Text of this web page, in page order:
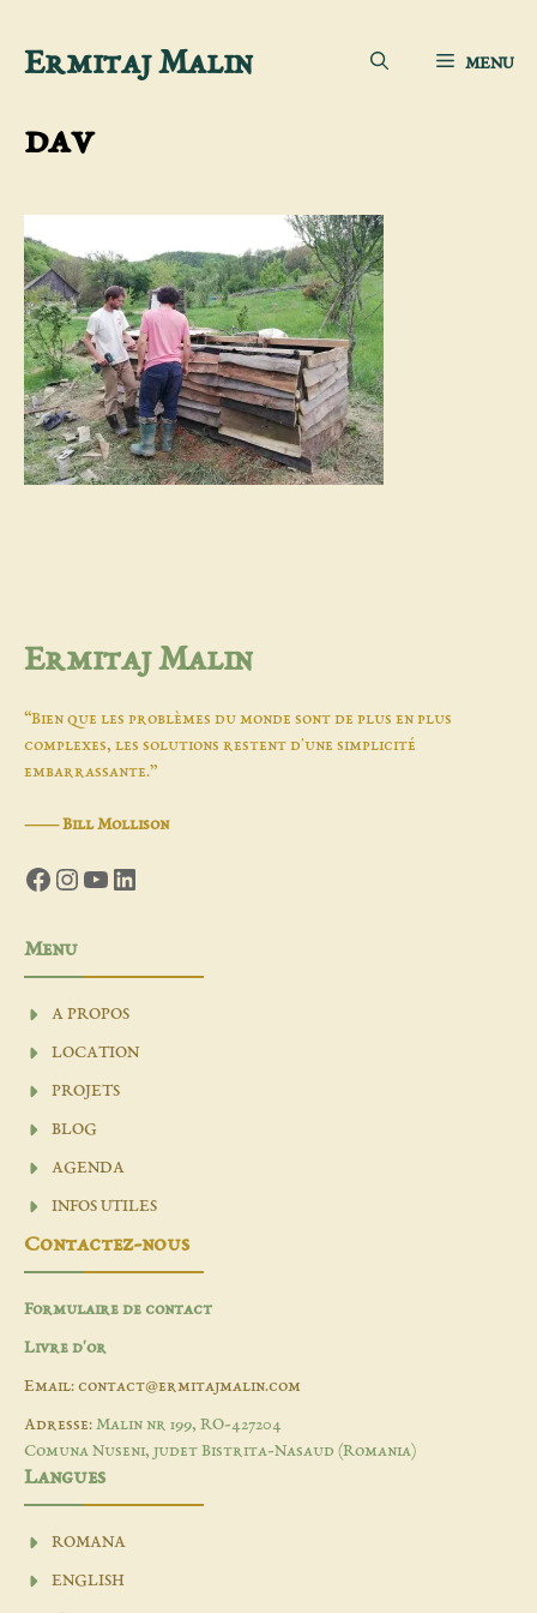
AllerErmitaj Malin MENU
dav
Ermitaj Malin
“Bien que les problèmes du monde sont de plus en plus
complexes, les solutions restent d'une simplicité
embarrassante.”
―Bill Mollison
Facebook
Instagram
YouTube
LinkedIn
Menu
A PROPOS
LOCATION
PROJETS
BLOG
AGENDA
INFOS UTILES
Contactez-nous
Formulaire de contact
Livre d'or
Email: contact@ermitajmalin.com
Adresse: Malin nr 199, RO-427204
Comuna Nuseni, judet Bistrita-Nasaud (Romania)
Langues
ROMANA
ENGLISH